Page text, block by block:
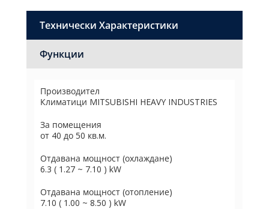
Технически Характеристики
Функции
Производител
Климатици MITSUBISHI HEAVY INDUSTRIES
За помещения
от 40 до 50 кв.м.
Отдавана мощност (охлаждане)
6.3 ( 1.27 ~ 7.10 ) kW
Отдавана мощност (отопление)
7.10 ( 1.00 ~ 8.50 ) kW